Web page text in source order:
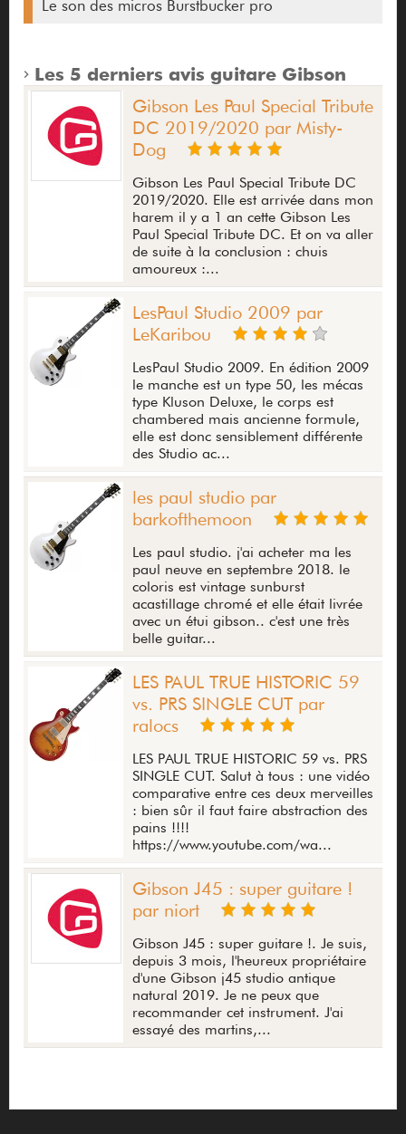
Le son des micros Burstbucker pro
Les 5 derniers avis guitare Gibson
Gibson Les Paul Special Tribute
DC 2019/2020 par Misty-
Dog
Gibson Les Paul Special Tribute DC
2019/2020. Elle est arrivée dans mon
harem il y a 1 an cette Gibson Les
Paul Special Tribute DC. Et on va aller
de suite à la conclusion : chuis
amoureux :...
LesPaul Studio 2009 par
LeKaribou
LesPaul Studio 2009. En édition 2009
le manche est un type 50, les mécas
type Kluson Deluxe, le corps est
chambered mais ancienne formule,
elle est donc sensiblement différente
des Studio ac...
les paul studio par
barkofthemoon
Les paul studio. j'ai acheter ma les
paul neuve en septembre 2018. le
coloris est vintage sunburst
acastillage chromé et elle était livrée
avec un étui gibson.. c'est une très
belle guitar...
LES PAUL TRUE HISTORIC 59
vs. PRS SINGLE CUT par
ralocs
LES PAUL TRUE HISTORIC 59 vs. PRS
SINGLE CUT. Salut à tous : une vidéo
comparative entre ces deux merveilles
: bien sûr il faut faire abstraction des
pains !!!!
https://www.youtube.com/wa...
Gibson J45 : super guitare !
par niort
Gibson J45 : super guitare !. Je suis,
depuis 3 mois, l'heureux propriétaire
d'une Gibson j45 studio antique
natural 2019. Je ne peux que
recommander cet instrument. J'ai
essayé des martins,...